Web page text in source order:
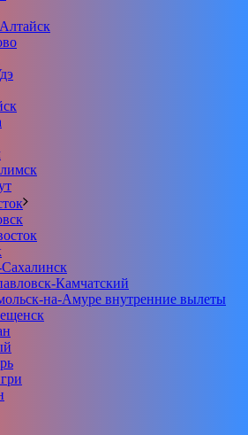
Камчатский
на-Амуре внутренние вылеты